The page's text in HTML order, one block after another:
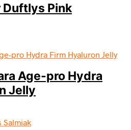
Duftlys Pink
Age-pro Hydra
Jelly